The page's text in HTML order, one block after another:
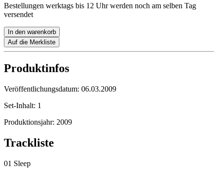
Bestellungen werktags bis 12 Uhr werden noch am selben Tag
versendet
In den warenkorb
Auf die Merkliste
Produktinfos
Veröffentlichungsdatum: 06.03.2009
Set-Inhalt: 1
Produktionsjahr: 2009
Trackliste
01 Sleep